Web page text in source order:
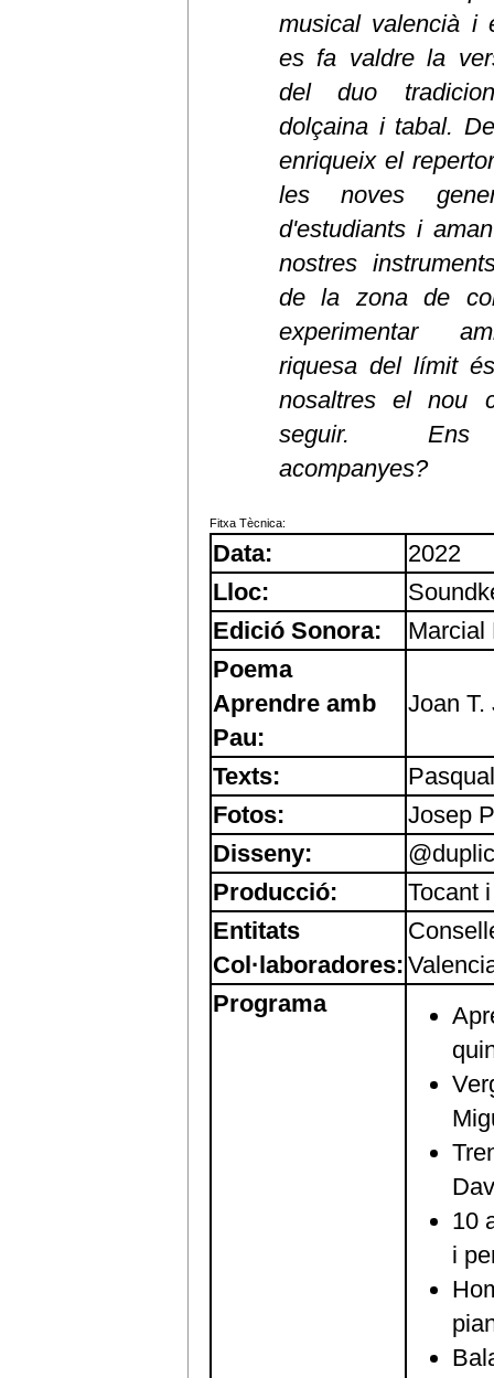
musical valencià i
es fa valdre la
del duo
dolçaina i tabal.
enriqueix el
les noves
d'estudiants i
nostres
de la zona de
experimentar
riquesa del límit
nosaltres el nou
seguir.
acompanyes?
Fitxa Tècnica:
Data:
2022
Lloc:
Edició Sonora:
Marcial
Poema
Aprendre amb
Pau:
Joan T.
Texts:
Fotos:
Josep
Disseny:
Producció:
Tocant
Entitats
Col·laboradores:
Programa
10
i